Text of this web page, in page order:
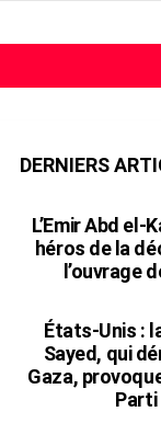
DERNIERS
L’Emir Abd el-
héros de la
l’ouvrage
États-Unis :
Sayed, qui
Gaza,